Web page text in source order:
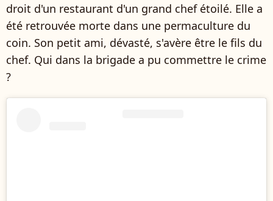
droit d'un restaurant d'un grand chef étoilé. Elle a
été retrouvée morte dans une permaculture du
coin. Son petit ami, dévasté, s'avère être le fils du
chef. Qui dans la brigade a pu commettre le crime
?